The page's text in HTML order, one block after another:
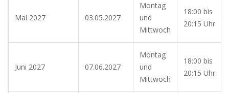
Mai 2027 03.05.2027
Montag
und
Mittwoch
18:00 bis
20:15 Uhr
Juni 2027 07.06.2027
Montag
und
Mittwoch
18:00 bis
20:15 Uhr